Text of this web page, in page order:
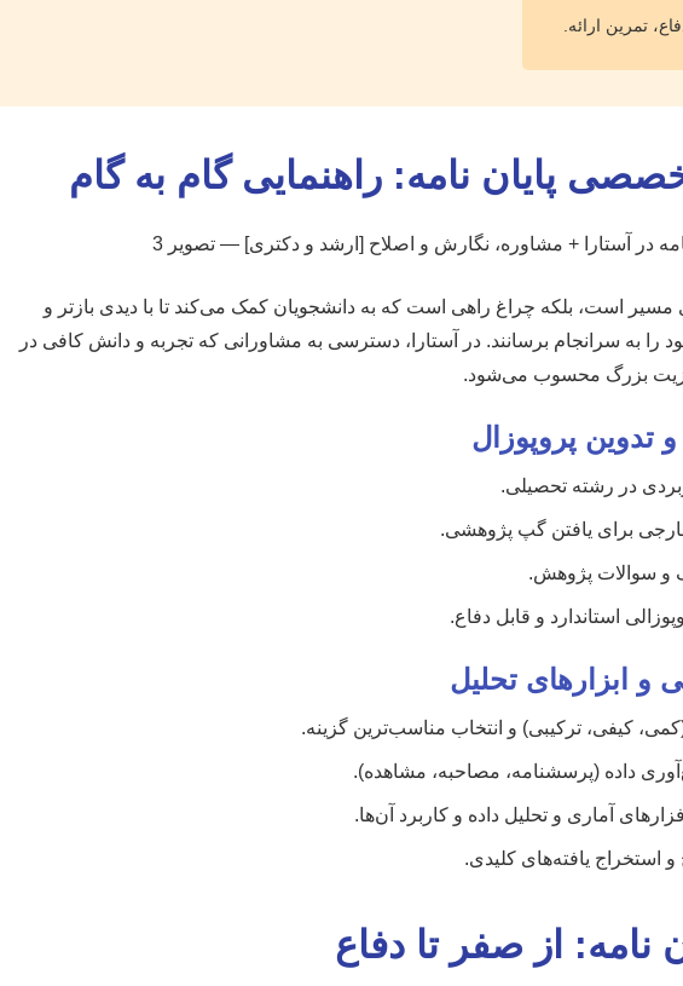
تمرین ارائه.
پایان نامه: راهنمایی گام به گام
است، بلکه چراغ راهی است که به دانشجویان کمک می‌کند تا با دیدی بازتر و
را به سرانجام برسانند. در آستارا، دسترسی به مشاورانی که تجربه و دانش کافی در
مزیت بزرگ محسوب می‌شود.
تدوین پروپوزال
در رشته تحصیلی.
برای یافتن گپ پژوهشی.
و سوالات پژوهش.
استاندارد و قابل دفاع.
ابزارهای تحلیل
کیفی، ترکیبی) و انتخاب مناسب‌ترین گزینه.
داده (پرسشنامه، مصاحبه، مشاهده).
آماری و تحلیل داده و کاربرد آن‌ها.
و استخراج یافته‌های کلیدی.
نامه: از صفر تا دفاع